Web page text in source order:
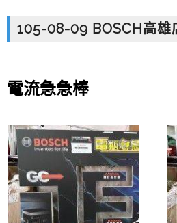
105-08-09 BOSCH高雄
電流急急棒